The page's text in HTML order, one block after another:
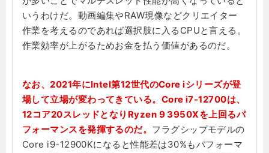
いうわけだ。動画編集やRAW現像などクリエイター
作業を考えるのであれば選択肢に入るCPUと言える。
作業効率が上がるためお金を払う価値があるのだ。
なお、2021年にIntel第12世代のCore iシリーズが登
場して立場が変わってきている。Core i7-12700は、
12コア20スレッドとなりRyzen 9 3950Xを上回るパ
フォーマンスを発揮するのだ。 フラグシップモデルの
Core i9-12900Kになると性能差は30%もパフォーマ